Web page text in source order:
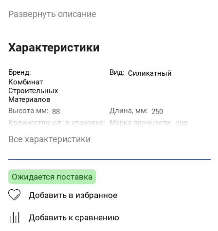
М-200. На одном поддоне 352 шт. Производство: г.
Развернуть описание
Характеристики
Бренд:
Комбинат
Строительных
Материалов
Вид: Силикатный
Высота мм: 88 Длина, мм: 250
Количество шт. в упаковке: Марка прочности: 200
Назначение: Строительный
Пустотелый
Цвет: Белый
Все характеристики
Ожидается поставка
Добавить в избранное
Добавить к сравнению